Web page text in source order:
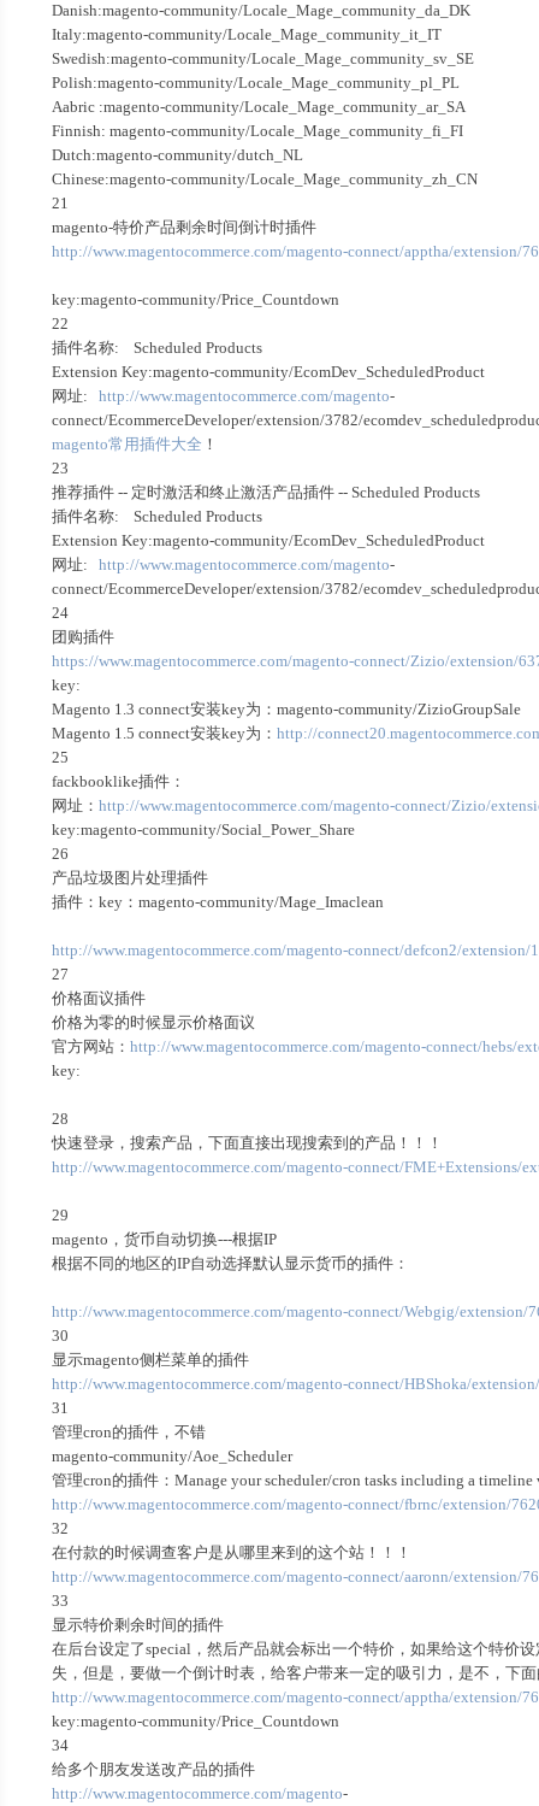
Danish:magento-community/Locale_Mage_community_da_DK
Italy:magento-community/Locale_Mage_community_it_IT
Swedish:magento-community/Locale_Mage_community_sv_SE
Polish:magento-community/Locale_Mage_community_pl_PL
Aabric :magento-community/Locale_Mage_community_ar_SA
Finnish: magento-community/Locale_Mage_community_fi_FI
Dutch:magento-community/dutch_NL
Chinese:magento-community/Locale_Mage_community_zh_CN
21
magento-特价产品剩余时间倒计时插件
http://www.magentocommerce.com/magento-connect/apptha/extension/
key:magento-community/Price_Countdown
22
插件名称: Scheduled Products
Extension Key:magento-community/EcomDev_ScheduledProduct
网址:http://www.magentocommerce.com/magento-
connect/EcommerceDeveloper/extension/3782/
magento常用插件大全 ！
23
推荐插件 -- 定时激活和终止激活产品插件 -- Scheduled Products
插件名称: Scheduled Products
Extension Key:magento-community/EcomDev_ScheduledProduct
网址:http://www.magentocommerce.com/magento-
connect/EcommerceDeveloper/extension/3782/
24
团购插件
https://www.magentocommerce.com/magento-connect/Zizio/extension/
key:
Magento 1.3 connect安装key为：magento-community/ZizioGroupSale
Magento 1.5 connect安装key为：http://
25
fackbooklike插件：
网址：http://www.magentocommerce.com/magento-connect/Zizio/
key:magento-community/Social_Power_Share
26
产品垃圾图片处理插件
插件：key：magento-community/Mage_Imaclean
http://www.magentocommerce.com/magento-connect/defcon2/
27
价格面议插件
价格为零的时候显示价格面议
官方网站：http://www.magentocommerce.com/magento-connect/hebs/
key:
28
快速登录，搜索产品，下面直接出现搜索到的产品！！！
http://www.magentocommerce.com/magento-connect/FME+Extensions/
29
magento，货币自动切换---根据IP
根据不同的地区的IP自动选择默认显示货币的插件：
http://www.magentocommerce.com/magento-connect/Webgig/extension/
30
显示magento侧栏菜单的插件
http://www.magentocommerce.com/magento-connect/HBShoka/
31
管理cron的插件，不错
magento-community/Aoe_Scheduler
管理cron的插件：Manage your scheduler/cron tasks including a timeline
http://www.magentocommerce.com/magento-connect/fbrnc/extension/
32
在付款的时候调查客户是从哪里来到的这个站！！！
http://www.magentocommerce.com/magento-connect/aaronn/extension/
33
显示特价剩余时间的插件
在后台设定了special，然后产品就会标出一个特价，如果给这个特价
失，但是，要做一个倒计时表，给客户带来一定的吸引力，是不，下
http://www.magentocommerce.com/magento-connect/apptha/extension/
key:magento-community/Price_Countdown
34
给多个朋友发送改产品的插件
http://www.magentocommerce.com/magento-